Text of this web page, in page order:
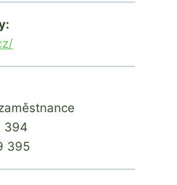
394
395